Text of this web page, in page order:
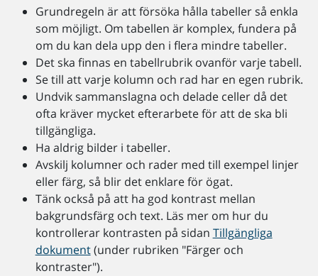
Grundregeln är att försöka hålla tabeller så enkla
som möjligt. Om tabellen är komplex, fundera på
om du kan dela upp den i flera mindre tabeller.
Det ska finnas en tabellrubrik ovanför varje tabell.
Se till att varje kolumn och rad har en egen rubrik.
Undvik sammanslagna och delade celler då det
ofta kräver mycket efterarbete för att de ska bli
tillgängliga.
Ha aldrig bilder i tabeller.
Avskilj kolumner och rader med till exempel linjer
eller färg, så blir det enklare för ögat.
Tänk också på att ha god kontrast mellan
bakgrundsfärg och text. Läs mer om hur du
kontrollerar kontrasten på sidan Tillgängliga
dokument(under rubriken "Färger och
kontraster").